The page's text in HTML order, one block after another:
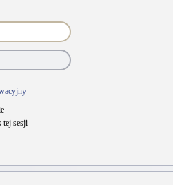
tej sesji